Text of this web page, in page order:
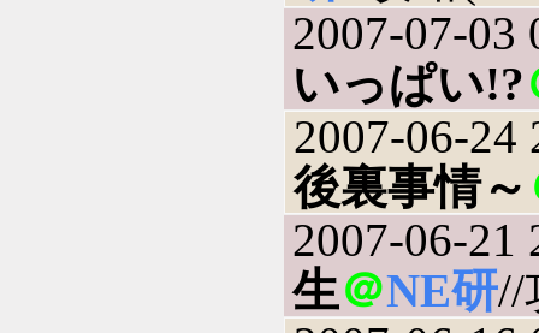
2007-07-03
いっぱい!?
2007-06-24
後裏事情～
2007-06-21
生＠NE研//